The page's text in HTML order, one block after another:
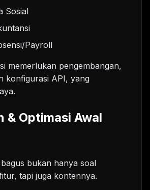
Sosial
Payroll
memerlukan pengembangan,
konfigurasi API, yang
& Optimasi Awal
bukan hanya soal
tapi juga kontennya.